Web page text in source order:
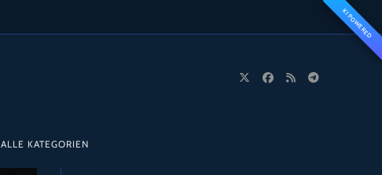
KI POWERED
ALLE KATEGORIEN